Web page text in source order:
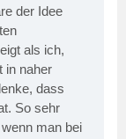
der Idee
als ich,
in naher
dass
So sehr
man bei